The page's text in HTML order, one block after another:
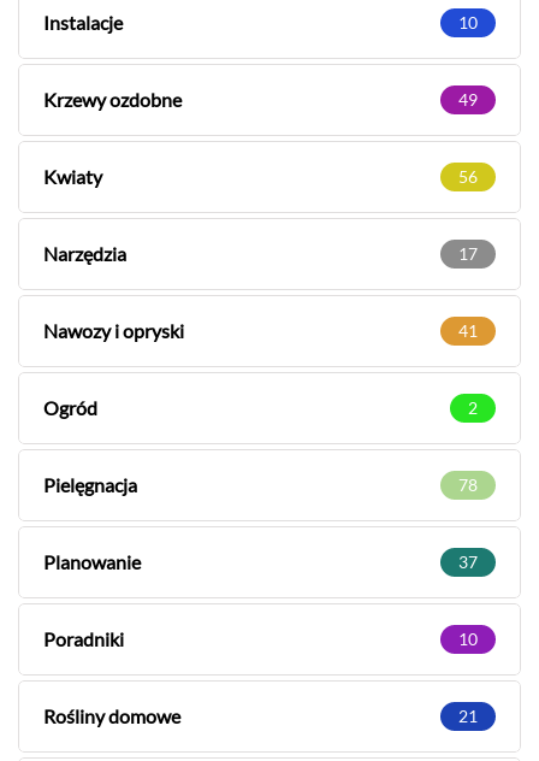
Instalacje 10
Krzewy ozdobne 49
Kwiaty 56
Narzędzia 17
Nawozy i opryski 41
Ogród 2
Pielęgnacja 78
Planowanie 37
Poradniki 10
Rośliny domowe 21